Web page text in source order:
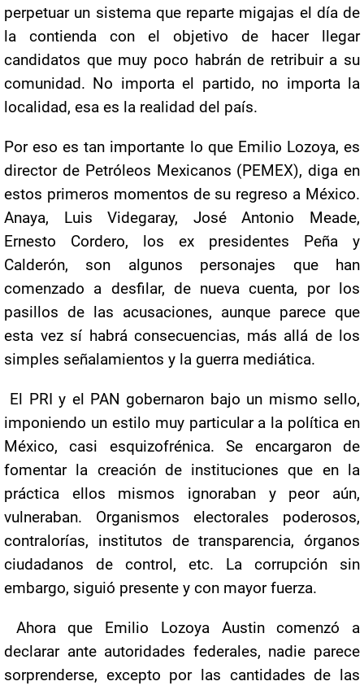
perpetuar un sistema que reparte migajas el día de
la contienda con el objetivo de hacer llegar
candidatos que muy poco habrán de retribuir a su
comunidad. No importa el partido, no importa la
localidad, esa es la realidad del país.
Por eso es tan importante lo que Emilio Lozoya, es
director de Petróleos Mexicanos (PEMEX), diga en
estos primeros momentos de su regreso a México.
Anaya, Luis Videgaray, José Antonio Meade,
Ernesto Cordero, los ex presidentes Peña y
Calderón, son algunos personajes que han
comenzado a desfilar, de nueva cuenta, por los
pasillos de las acusaciones, aunque parece que
esta vez sí habrá consecuencias, más allá de los
simples señalamientos y la guerra mediática.
El PRI y el PAN gobernaron bajo un mismo sello,
imponiendo un estilo muy particular a la política en
México, casi esquizofrénica. Se encargaron de
fomentar la creación de instituciones que en la
práctica ellos mismos ignoraban y peor aún,
vulneraban. Organismos electorales poderosos,
contralorías, institutos de transparencia, órganos
ciudadanos de control, etc. La corrupción sin
embargo, siguió presente y con mayor fuerza.
Ahora que Emilio Lozoya Austin comenzó a
declarar ante autoridades federales, nadie parece
sorprenderse, excepto por las cantidades de las